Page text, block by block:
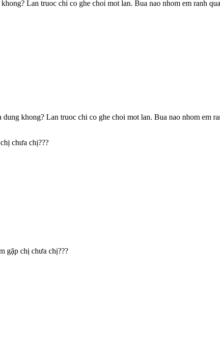
Lan truoc chi co ghe choi mot lan. Bua nao nhom em ranh
khong? Lan truoc chi co ghe choi mot lan. Bua nao nhom em
chưa chị???
gặp chị chưa chị???